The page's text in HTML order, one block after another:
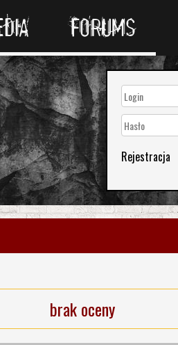
FORUMS
Rejestracja
brak oceny